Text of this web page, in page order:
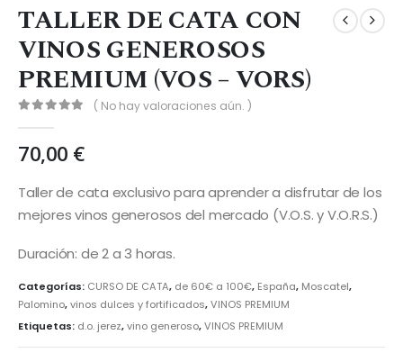
TALLER DE CATA CON
VINOS GENEROSOS
PREMIUM (VOS – VORS)
( No hay valoraciones aún. )
70,00 €
Taller de cata exclusivo para aprender a disfrutar de los
mejores vinos generosos del mercado (V.O.S. y V.O.R.S.)
Duración: de 2 a 3 horas.
Categorías: CURSO DE CATA, de 60€ a 100€, España, Moscatel,
Palomino,vinos dulces y fortificados,VINOS PREMIUM
Etiquetas: d.o. jerez,vino generoso,VINOS PREMIUM